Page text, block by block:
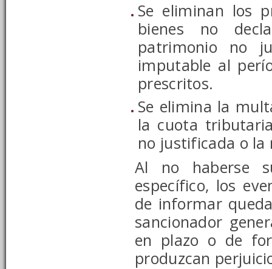
Se eliminan los
bienes no
patrimonio no
imputable al
prescritos.
Se elimina la
la cuota
no justificada o la
Al no haberse
específico, los
de informar
sancionador
en plazo o de
produzcan